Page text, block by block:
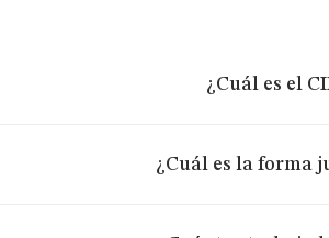
¿Cuál es el
¿Cuál es la forma